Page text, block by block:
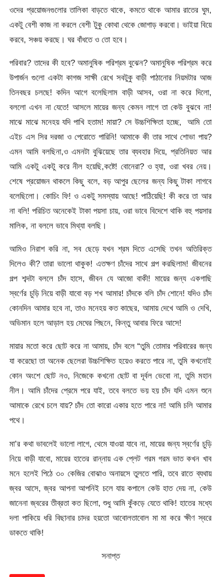
ওদের প্রয়োজনগুলোর তালিকা বাড়তে থাকে, কমতে থাকে আমার রাতের ঘুম,
একটু বেশী কাজ না করলে বেশী টুকু কোথা থেকে জোগাড় করবো। ভাইয়া বিয়ে
করবে, সঞ্চয় করছে। ঘর বাঁধতে ও তো হবে।
পরিবার? তাদের কী হবে? অমানুষিক পরিশ্রম বুঝেন? অমানুষিক পরিশ্রম করে
উপার্জন গুলো একটা কাগজ সাক্ষী রেখে সবটুকু বাড়ী পাঠানোর নিয়মটার আজ
তিনবছর চলছে! কদিন আগে বলেছিলাম বাড়ী আসব, ওরা না করে দিলো,
বললো এখন না যেতে! আসলে মায়ের জন্য কেমন লাগে তা কেউ বুঝবে না!
মাঝে মাঝে মনেহয় যদি পাখি হতাম! মায়া? সে উচ্চশিক্ষিতা হচ্ছে, আমি তো
এইচ এস সির দরজা ও পেরোতে পারিনি! আমাকে কী তার সাথে শোভা পায়?
এমন আমি বলছিনা,ও এমনটা বুঝিয়েছে তার ব্যবহার দিয়ে, প্রতিনিয়ত আর
আমি একটু একটু করে নীল হয়েছি,কষ্টে! বোনেরা? ও হ্যা, ওরা খবর নেয়।
শেষে প্রয়োজন থাকলে কিছু বলে, বড় আপুর ছেলের জন্য কিছু টাকা লাগবে
বলেছিলো। কোচিং ফি! ও একটু সমস্যায় আছে! পাঠিয়েছি! কী করে তা আর
না বলি! পরিচিত অনেকেই টাকা পয়সা চায়, ওরা ভাবে বিদেশে থাকি বহু পয়সার
মালিক, না বললে ভাবে মিথ্যা বলছি।
আমিও নিরাশ করি না, সব ছেড়ে যখন শ্রম দিতে এসেছি তখন অতিরিক্ত
দিলেও কী? তারা ভালো থাকুক! এতক্ষণ চাঁদের সাথে গল্প করছিলাম! জীবনের
গল্প শব্দটা বললে চাঁদ হাসে, জীবন যে আজো বাকী! মায়ের জন্য একগাছি
স্বর্ণের চুড়ি নিয়ে বাড়ী যাবো বড় শখ আমার! চাঁদকে বলি চাঁদ শোনে! যদিও চাঁদ
কোনদিন আমার হবে না, তাও মনেহয় কত কাছের, আমায় দেখে আমি ও দেখি,
অভিমান হলে আড়াল হয় মেঘের পিছনে, কিন্তু আবার ফিরে আসে!
মায়ার মতো করে ছোট করে না আমায়, চাঁদ বলে “তুমি তোমার পরিবারের জন্য
যা করেছো তা অনেক ছেলেরা উচ্চশিক্ষিত হয়েও করতে পারে না, তুমি কখনোই
কোন অংশে ছোট নও, নিজেকে কখনো ছোট বা দূর্বল ভেবো না, তুমি মহান
নীল। আমি চাঁদের প্রেমে পরে যাই, তবে বলতে ভয় হয় চাঁদ যদি এমন শুনে
আমাকে রেখে চলে যায়? চাঁদ তো কারো একার হতে পারে না! আমি চলি আমার
পথে।
মা’র কথা ভাবলেই ভালো লাগে, থেমে যাওয়া যাবে না, মায়ের জন্য স্বর্ণের চুড়ি
নিয়ে বাড়ী যাবো, মায়ের হাতের রান্নায় এক প্লেট গরম গরম ভাত কখন খাব
মনে হলেই পিঠে ৩০ কেজির বোঝাও অনায়সে তুলতে পারি, তবে রাতে ব্যথায়
জ্বর আসে, জ্বর আপনা আপনিই চলে যায় কপালে কেউ হাত দেয় না, কেউ
জানেনা জ্বরের তীব্রতা কত ছিলো, শুধু আমি কুঁকড়ে যেতে থাকি! হাতের মধ্যে
দলা পাকিয়ে ধরি বিছানার চাদর হয়তো আবোলতাবোল মা মা করে ক্ষীণ স্বরে
ডাকতে থাকি!
সনাপ্ত